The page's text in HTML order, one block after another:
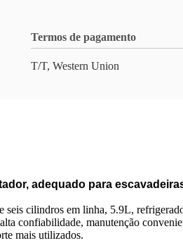
Termos de pagamento
T/T, Western Union
adequado para
cilindros em linha, 5.9L,
confiabilidade, manutenção
mais utilizados.